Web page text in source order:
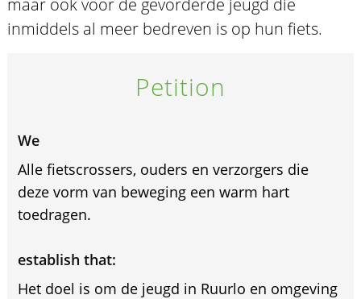
inmiddels al meer bedreven is op hun fiets.
Petition
We
Alle fietscrossers, ouders en verzorgers die
deze vorm van beweging een warm hart
toedragen.
establish that:
Het doel is om de jeugd in Ruurlo en omgeving